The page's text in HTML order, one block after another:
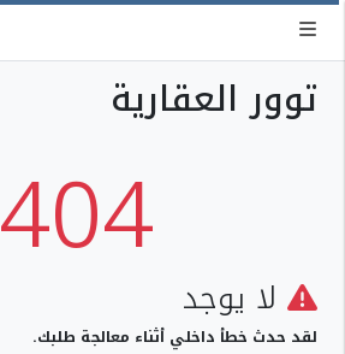
توور العقارية
404 لا يوجد
لقد حدث خطأ داخلي أثناء معالجة طلبك.